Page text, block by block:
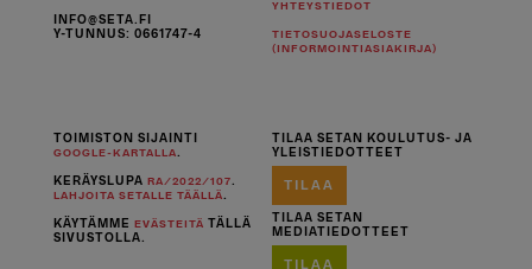
INFO@SETA.FI
Y-TUNNUS: 0661747-4
YHTEYSTIEDOT
TIETOSUOJASELOSTE
(INFORMOINTIASIAKIRJA)
TOIMISTON SIJAINTI
GOOGLE-KARTALLA.
KERÄYSLUPARA/2022/107.
LAHJOITA SETALLE TÄÄLLÄ.
KÄYTÄMMEEVÄSTEITÄ TÄLLÄ
SIVUSTOLLA.
TILAA SETAN KOULUTUS- JA
YLEISTIEDOTTEET
TILAA
TILAA SETAN
MEDIATIEDOTTEET
TILAA